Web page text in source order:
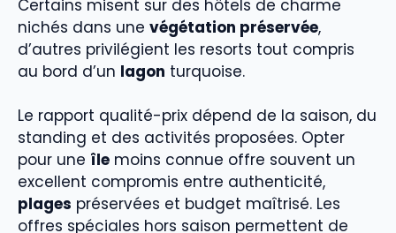
Certains misent sur des hôtels de charme
nichés dans une végétation préservée,
d’autres privilégient les resorts tout compris
au bord d’un lagon turquoise.
Le rapport qualité-prix dépend de la saison, du
standing et des activités proposées. Opter
pour une île moins connue offre souvent un
excellent compromis entre authenticité,
plages préservées et budget maîtrisé. Les
offres spéciales hors saison permettent de